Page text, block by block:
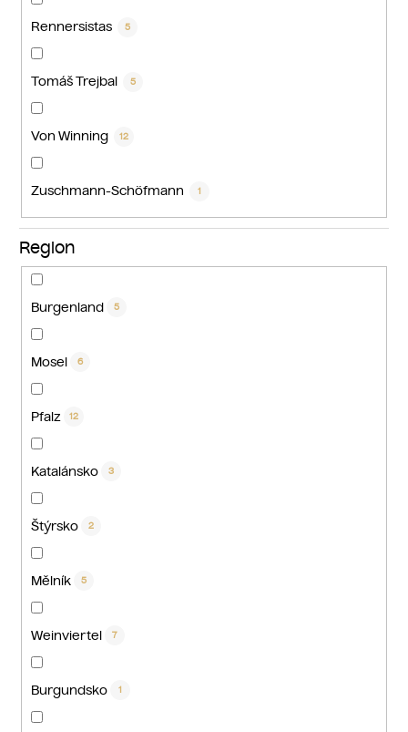
Rennersistas 5
Tomáš Trejbal 5
Von Winning 12
Zuschmann-Schöfmann 1
Region
Burgenland 5
Mosel 6
Pfalz 12
Katalánsko 3
Štýrsko 2
Mělník 5
Weinviertel 7
Burgundsko 1